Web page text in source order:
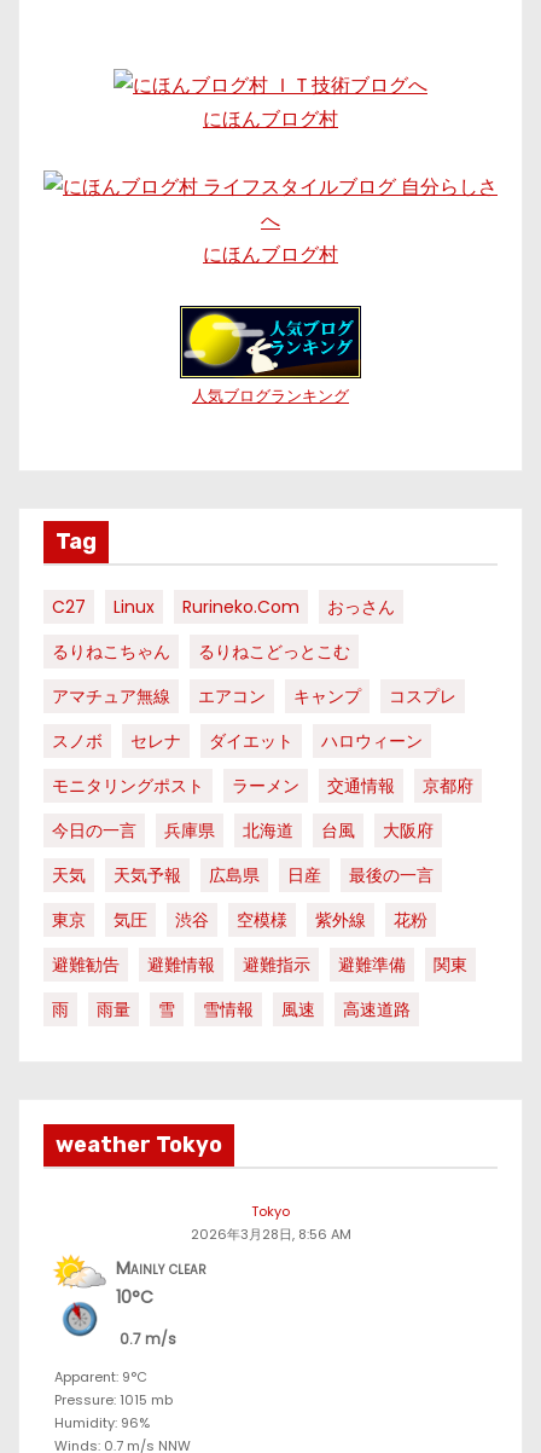
にほんブログ村
にほんブログ村
人気ブログランキング
Tag
C27 Linux Rurineko.com
おっさん
るりねこちゃん
るりねこどっとこむ
アマチュア無線
エアコン キャンプ
コスプレ
スノボ
セレナ ダイエット
ハロウィーン
モニタリングポスト
ラーメン 交通情報
京都府
今日の一言
兵庫県 北海道 台風
大阪府
天気
天気予報 広島県 日産
最後の一言
東京
気圧 渋谷 空模様 紫外線
花粉
避難勧告
避難情報 避難指示 避難準備
関東
雨
雨量 雪 雪情報 風速 高速道路
weather Tokyo
Tokyo
2026年3月28日, 8:56 AM
Mainly clear
10°C
0.7 m/s
Apparent: 9°C
Pressure: 1015 mb
Humidity: 96%
Winds: 0.7 m/s NNW